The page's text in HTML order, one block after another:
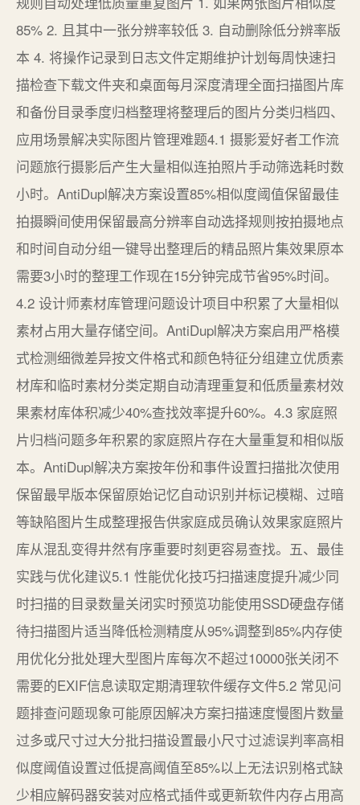
85% 2. 且其中一张分辨率较低 3. 自动删除低分辨率版
本 4. 将操作记录到日志文件定期维护计划每周快速扫
描检查下载文件夹和桌面每月深度清理全面扫描图片库
和备份目录季度归档整理将整理后的图片分类归档四、
应用场景解决实际图片管理难题4.1 摄影爱好者工作流
问题旅行摄影后产生大量相似连拍照片手动筛选耗时数
小时。AntiDupl解决方案设置85%相似度阈值保留最佳
拍摄瞬间使用保留最高分辨率自动选择规则按拍摄地点
和时间自动分组一键导出整理后的精品照片集效果原本
需要3小时的整理工作现在15分钟完成节省95%时间。
4.2 设计师素材库管理问题设计项目中积累了大量相似
素材占用大量存储空间。AntiDupl解决方案启用严格模
式检测细微差异按文件格式和颜色特征分组建立优质素
材库和临时素材分类定期自动清理重复和低质量素材效
果素材库体积减少40%查找效率提升60%。4.3 家庭照
片归档问题多年积累的家庭照片存在大量重复和相似版
本。AntiDupl解决方案按年份和事件设置扫描批次使用
保留最早版本保留原始记忆自动识别并标记模糊、过暗
等缺陷图片生成整理报告供家庭成员确认效果家庭照片
库从混乱变得井然有序重要时刻更容易查找。五、最佳
实践与优化建议5.1 性能优化技巧扫描速度提升减少同
时扫描的目录数量关闭实时预览功能使用SSD硬盘存储
待扫描图片适当降低检测精度从95%调整到85%内存使
用优化分批处理大型图片库每次不超过10000张关闭不
需要的EXIF信息读取定期清理软件缓存文件5.2 常见问
题排查问题现象可能原因解决方案扫描速度慢图片数量
过多或尺寸过大分批扫描设置最小尺寸过滤误判率高相
似度阈值设置过低提高阈值至85%以上无法识别格式缺
少相应解码器安装对应格式插件或更新软件内存占用高